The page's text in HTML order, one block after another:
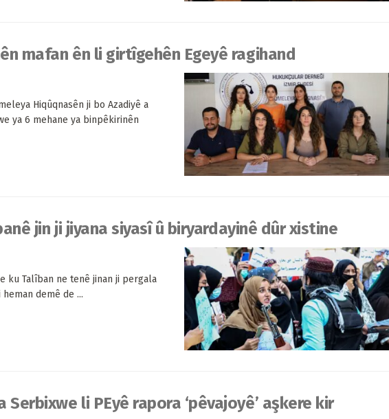
mafan ên li girtîgehên Egeyê ragihand
Hiqûqnasên ji bo Azadiyê a
ya 6 mehane ya binpêkirinên
jin ji jiyana siyasî û biryardayinê dûr xistine
ku Talîban ne tenê jinan ji pergala
demê de ...
Serbixwe li PEyê rapora ‘pêvajoyê’ aşkere kir